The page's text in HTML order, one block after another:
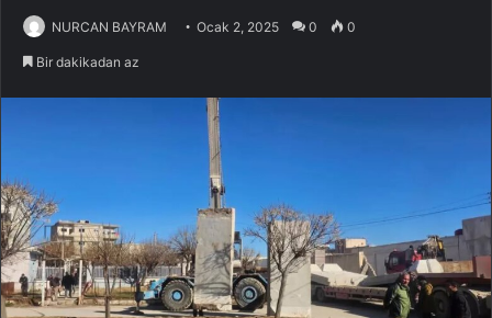
NURCAN BAYRAM Ocak 2, 2025 0 0
Bir dakikadan az